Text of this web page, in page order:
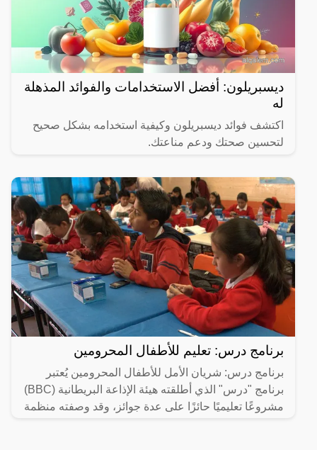
ديسبريلون: أفضل الاستخدامات والفوائد المذهلة
له
اكتشف فوائد ديسبريلون وكيفية استخدامه بشكل صحيح
لتحسين صحتك ودعم مناعتك.
برنامج درس: تعليم للأطفال المحرومين
برنامج درس: شريان الأمل للأطفال المحرومين يُعتبر
برنامج "درس" الذي أطلقته هيئة الإذاعة البريطانية (BBC)
مشروعًا تعليميًا حائزًا على عدة جوائز، وقد وصفته منظمة